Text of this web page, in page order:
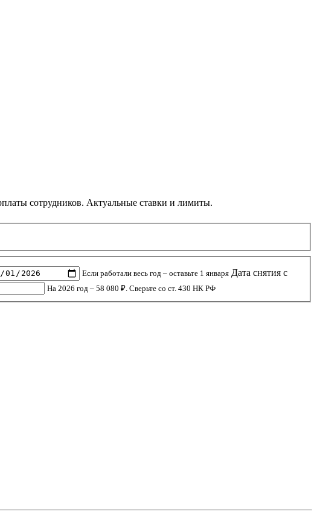
сотрудников. Актуальные ставки и лимиты.
Если работали весь год – оставьте 1 января Дата снятия с
На 2026 год – 58 080 ₽. Сверьте со ст. 430 НК РФ